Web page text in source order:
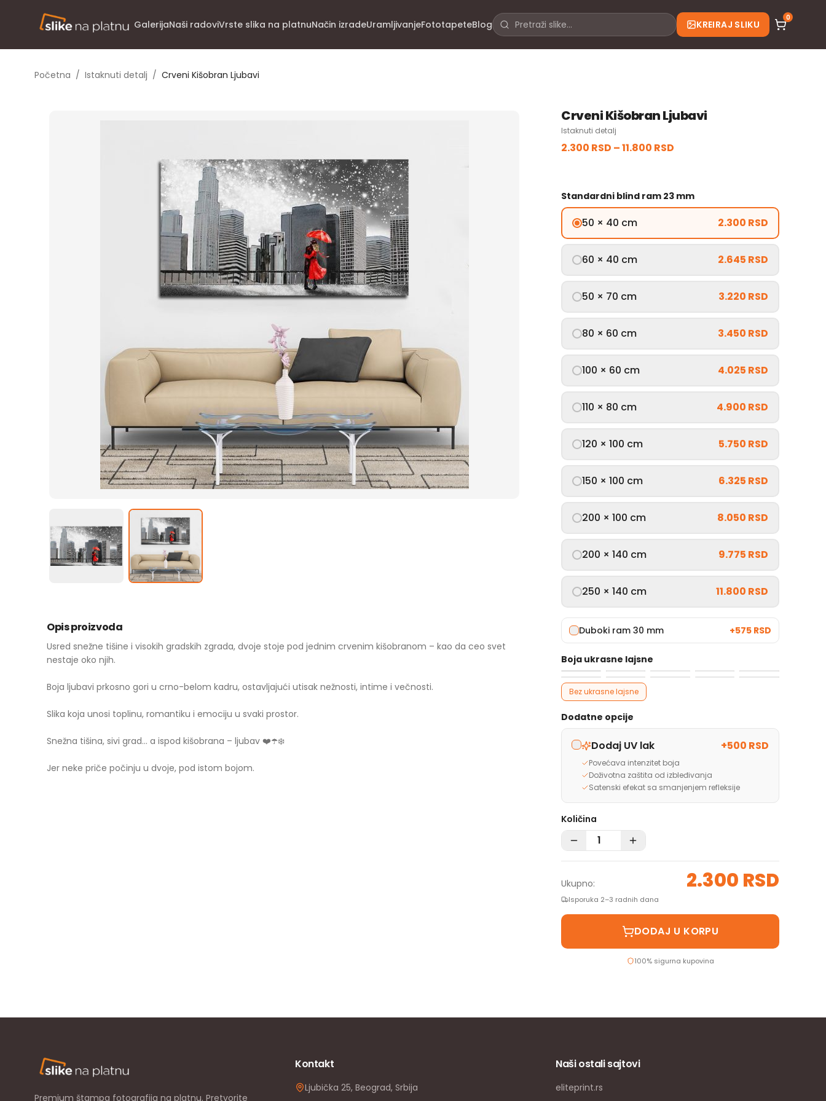
GalerijaNaši radoviVrste slika na platnuNačin izradeUramljivanjeFototapeteBlog KREIRAJ SLIKU
0
Početna / Istaknuti detalj / Crveni Kišobran Ljubavi
Opis proizvoda
Usred snežne tišine i visokih gradskih zgrada, dvoje stoje pod jednim crvenim kišobranom – kao da ceo svet
nestaje oko njih.
Boja ljubavi prkosno gori u crno-belom kadru, ostavljajući utisak nežnosti, intime i večnosti.
Slika koja unosi toplinu, romantiku i emociju u svaki prostor.
Snežna tišina, sivi grad… a ispod kišobrana – ljubav ❤️☂️❄️
Jer neke priče počinju u dvoje, pod istom bojom.
Crveni Kišobran Ljubavi
Istaknuti detalj
2.300 RSD –11.800 RSD
Standardni blind ram 23 mm
50 × 40 cm 2.300 RSD
60 × 40 cm 2.645 RSD
50 × 70 cm 3.220 RSD
80 × 60 cm 3.450 RSD
100 × 60 cm 4.025 RSD
110 × 80 cm 4.900 RSD
120 × 100 cm 5.750 RSD
150 × 100 cm 6.325 RSD
200 × 100 cm 8.050 RSD
200 × 140 cm 9.775 RSD
250 × 140 cm 11.800 RSD
Duboki ram 30 mm +575 RSD
Boja ukrasne lajsne
Bez ukrasne lajsne
Dodatne opcije
Dodaj UV lak +500 RSD
Povećava intenzitet boja
Doživotna zaštita od izbleđivanja
Satenski efekat sa smanjenjem refleksije
Količina
Ukupno: 2.300 RSD
Isporuka 2–3 radnih dana
DODAJ U KORPU
100% sigurna kupovina
Premium štampa fotografija na platnu. Pretvorite
Kontakt
Ljubička 25, Beograd, Srbija
Naši ostali sajtovi
eliteprint.rs